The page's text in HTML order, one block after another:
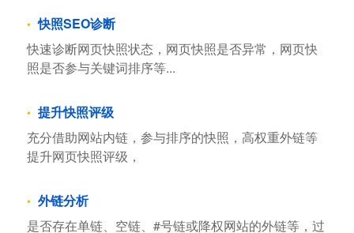
快照SEO诊断
快速诊断网页快照状态，网页快照是否异常，网页快
照是否参与关键词排序等...
提升快照评级
充分借助网站内链，参与排序的快照，高权重外链等
提升网页快照评级，
外链分析
是否存在单链、空链、#号链或降权网站的外链等，过